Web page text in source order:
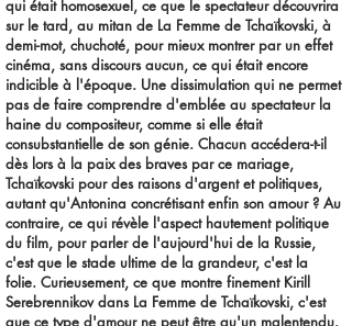
qui était homosexuel, ce que le spectateur découvrira
sur le tard, au mitan de La Femme de Tchaïkovski, à
demi-mot, chuchoté, pour mieux montrer par un effet
cinéma, sans discours aucun, ce qui était encore
indicible à l'époque. Une dissimulation qui ne permet
pas de faire comprendre d'emblée au spectateur la
haine du compositeur, comme si elle était
consubstantielle de son génie. Chacun accédera-t-il
dès lors à la paix des braves par ce mariage,
Tchaïkovski pour des raisons d'argent et politiques,
autant qu'Antonina concrétisant enfin son amour ? Au
contraire, ce qui révèle l'aspect hautement politique
du film, pour parler de l'aujourd'hui de la Russie,
c'est que le stade ultime de la grandeur, c'est la
folie. Curieusement, ce que montre finement Kirill
Serebrennikov dans La Femme de Tchaïkovski, c'est
que ce type d'amour ne peut être qu'un malentendu.